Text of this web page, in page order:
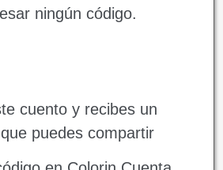
ningún código.
cuento y recibes un
puedes compartir